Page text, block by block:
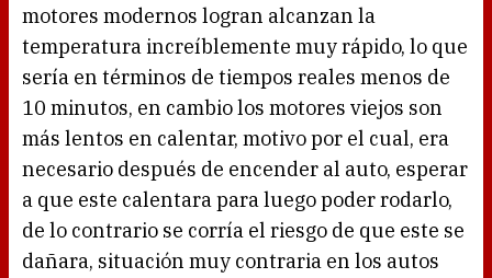
motores modernos logran alcanzan la
temperatura increíblemente muy rápido, lo que
sería en términos de tiempos reales menos de
10 minutos, en cambio los motores viejos son
más lentos en calentar, motivo por el cual, era
necesario después de encender al auto, esperar
a que este calentara para luego poder rodarlo,
de lo contrario se corría el riesgo de que este se
dañara, situación muy contraria en los autos